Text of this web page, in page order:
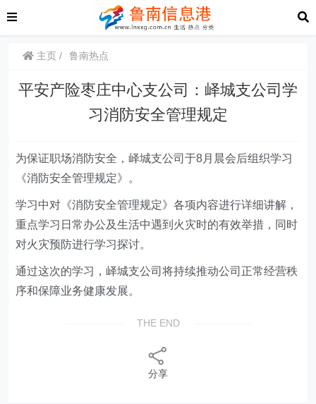
主页 鲁南热点
平安产险枣庄中心支公司：峄城支公司学
习消防安全管理规定
为保证职场消防安全，峄城支公司于8月晨会后组织学习
《消防安全管理规定》。
学习中对《消防安全管理规定》各项内容进行详细讲解，
重点学习日常办公及生活中遇到火灾时的有效举措，同时
对火灾预防进行学习探讨。
通过这次的学习，峄城支公司将持续推动公司正常经营秩
序和保障业务健康发展。
THE END
分享